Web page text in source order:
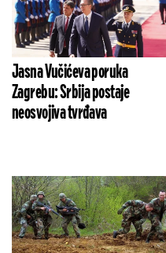
Jasna Vučićeva poruka
Zagrebu: Srbija postaje
neosvojiva tvrđava